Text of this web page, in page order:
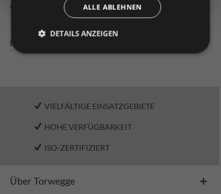
vorzugsweise als Stützelemente…Mehr
Technische Daten
Downloads
VIELFÄLTIGE EINSATZGEBIETE
HOHE VERFÜGBARKEIT
ISO-ZERTIFIZIERT
Über Torwegge
ALLE ABLEHNEN
DETAILS ANZEIGEN